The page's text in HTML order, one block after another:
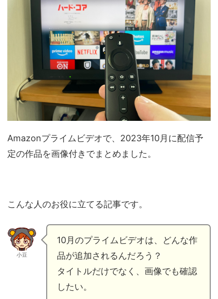
Amazonプライムビデオで、2023年10月に配信予
定の作品を画像付きでまとめました。
こんな人のお役に立てる記事です。
小豆
10月のプライムビデオは、どんな作
品が追加されるんだろう？
タイトルだけでなく、画像でも確認
したい。